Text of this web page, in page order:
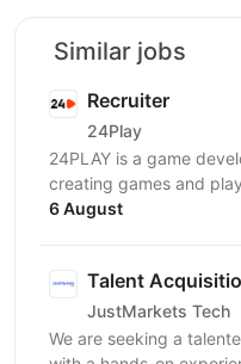
Similar jobs
Recruiter
24Play
24PLAY is a game
creating games and
6 August
Talent
JustMarkets Tech
We are seeking a